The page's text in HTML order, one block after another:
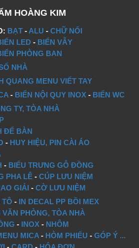
HOÀNG KIM
BẠT - ALU - CHỮ NỔI
LED - BIỂN VẪY
PHÒNG BAN
NHÀ
QUANG MENU VIẾT TAY
- BIỂN NỘI QUY INOX - BIỂN WC
TY, TÒA NHÀ
ĐỂ BÀN
- HUY HIỆU, PIN CÀI ÁO
- BIỂU TRƯNG GỖ ĐỒNG
PHA LÊ - CÚP LƯU NIỆM
GIẢI - CỜ LƯU NIỆM
TÔ - IN DECAL PP BỒI MEX
PHÒNG, TÒA NHÀ
- INOX - NHÔM
MICA - HÒM PHIẾU - GÓP Ý ...